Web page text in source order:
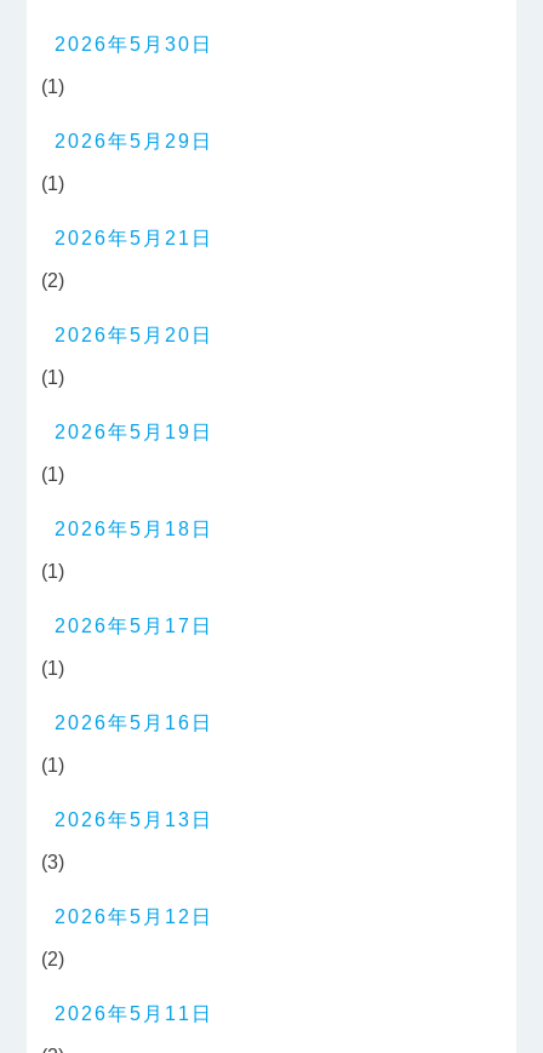
2026年5月30日
(1)
2026年5月29日
(1)
2026年5月21日
(2)
2026年5月20日
(1)
2026年5月19日
(1)
2026年5月18日
(1)
2026年5月17日
(1)
2026年5月16日
(1)
2026年5月13日
(3)
2026年5月12日
(2)
2026年5月11日